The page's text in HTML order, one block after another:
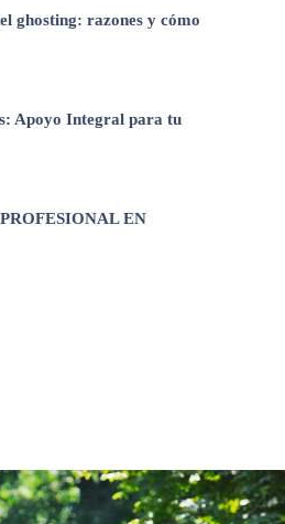
ghosting: razones y cómo
Apoyo Integral para tu
EN